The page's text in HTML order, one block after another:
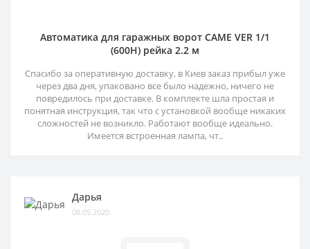
Автоматика для гаражных ворот CAME VER 1/1
(600H) рейка 2.2 м
Спасибо за оперативную доставку, в Киев заказ прибыл уже
через два дня, упаковано все было надежно, ничего не
повредилось при доставке. В комплекте шла простая и
понятная инструкция, так что с установкой вообще никаких
сложностей не возникло. Работают вообще идеально.
Имеется встроенная лампа, чт..
Дарья
08.05.2020